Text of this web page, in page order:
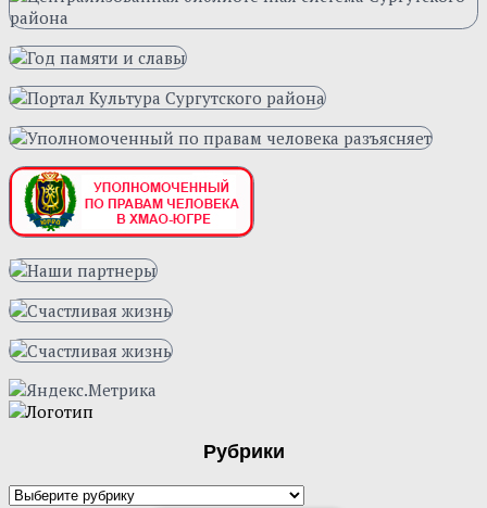
Рубрики
Рубрики